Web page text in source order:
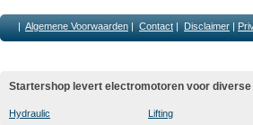
| Algemene Voorwaarden | Contact | Disclaimer |
Startershop levert electromotoren voor
Hydraulic Lifting